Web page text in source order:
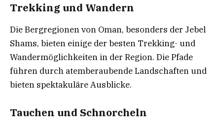
Trekking und Wandern
Die Bergregionen von Oman, besonders der Jebel
Shams, bieten einige der besten Trekking- und
Wandermöglichkeiten in der Region. Die Pfade
führen durch atemberaubende Landschaften und
bieten spektakuläre Ausblicke.
Tauchen und Schnorcheln